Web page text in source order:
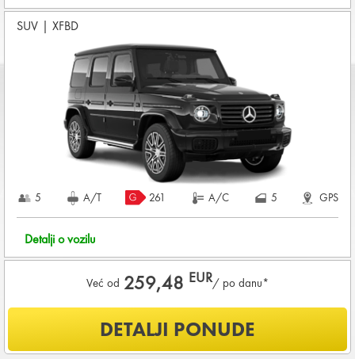
Koji su osnovni uslovi za najam vozila?
Starost vozača između28 - 80
DEPOZIT NA KREDITNOJ KARTICI u iznosu od
4.800,00 EUR+ iznosa najma
Za ovu grupu vozila potrebne su DVE KREDITNE KARTICE
KOMPLETNI USLOVI NAJMA
SUV | XFBD
5 A/T 261 A/C 5 GPS
Detalji o vozilu
Već od 259,48 EUR/ po danu*
Šta je uključeno u ponudu?DETALJI PONUDE